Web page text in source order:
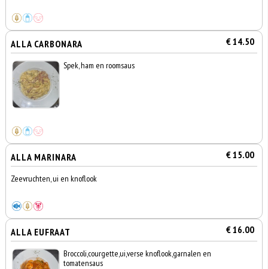
ALLA CARBONARA € 14.50
Spek, ham en roomsaus
ALLA MARINARA € 15.00
Zeevruchten, ui en knoflook
ALLA EUFRAAT € 16.00
Broccoli,courgette,ui,verse knoflook,garnalen en
tomatensaus